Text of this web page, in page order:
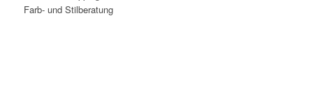
Farb- und Stilberatung